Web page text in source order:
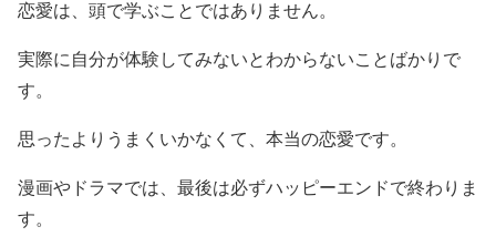
恋愛は、頭で学ぶことではありません。
実際に自分が体験してみないとわからないことばかりで
す。
思ったよりうまくいかなくて、本当の恋愛です。
漫画やドラマでは、最後は必ずハッピーエンドで終わりま
す。